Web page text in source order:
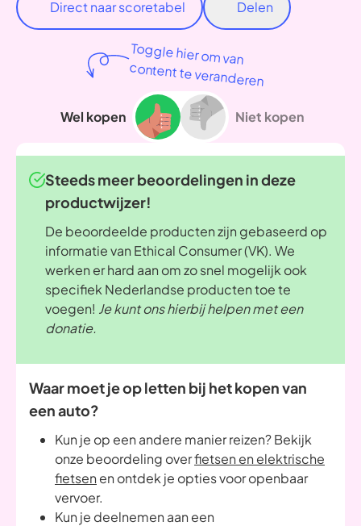
Direct naar scoretabel
Delen
Toggle hier om van
content te veranderen
Wel kopen Niet kopen
Steeds meer beoordelingen in deze
productwijzer!
De beoordeelde producten zijn gebaseerd op
informatie van Ethical Consumer (VK). We
werken er hard aan om zo snel mogelijk ook
specifiek Nederlandse producten toe te
voegen! Je kunt ons hierbij helpen met een
donatie.
Waar moet je op letten bij het kopen van
een auto?
Kun je op een andere manier reizen? Bekijk
onze beoordeling overfietsen en elektrische
fietsen en ontdek je opties voor openbaar
vervoer.
Kun je deelnemen aan een